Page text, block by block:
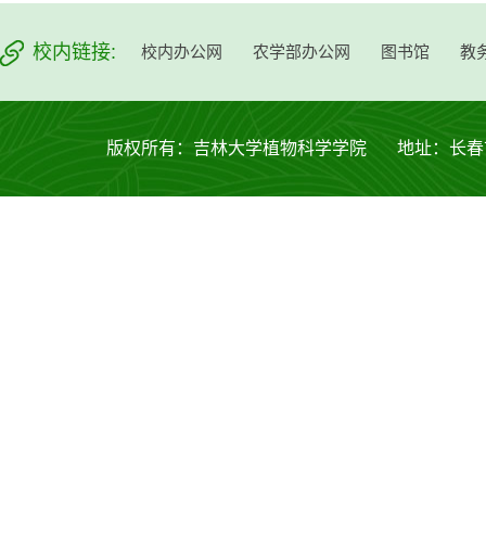
校内链接: 校内办公网 农学部办公网 图书馆 教
版权所有：吉林大学植物科学学院 地址：长